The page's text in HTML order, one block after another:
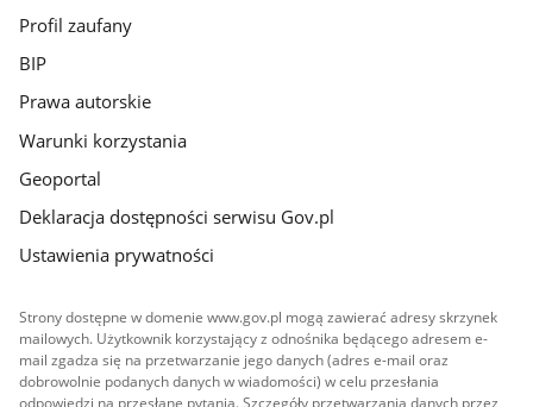
Profil zaufany
BIP
Prawa autorskie
Warunki korzystania
Geoportal
Deklaracja dostępności serwisu Gov.pl
Ustawienia prywatności
Strony dostępne w domenie www.gov.pl mogą zawierać adresy skrzynek
mailowych. Użytkownik korzystający z odnośnika będącego adresem e-
mail zgadza się na przetwarzanie jego danych (adres e-mail oraz
dobrowolnie podanych danych w wiadomości) w celu przesłania
odpowiedzi na przesłane pytania. Szczegóły przetwarzania danych przez